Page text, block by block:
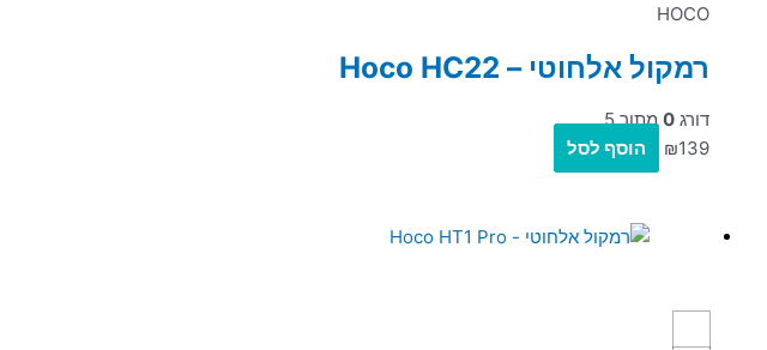
HOCO
רמקול אלחוטי – Hoco HC22
דורג 0מתוך 5
₪139 הוסף לסל